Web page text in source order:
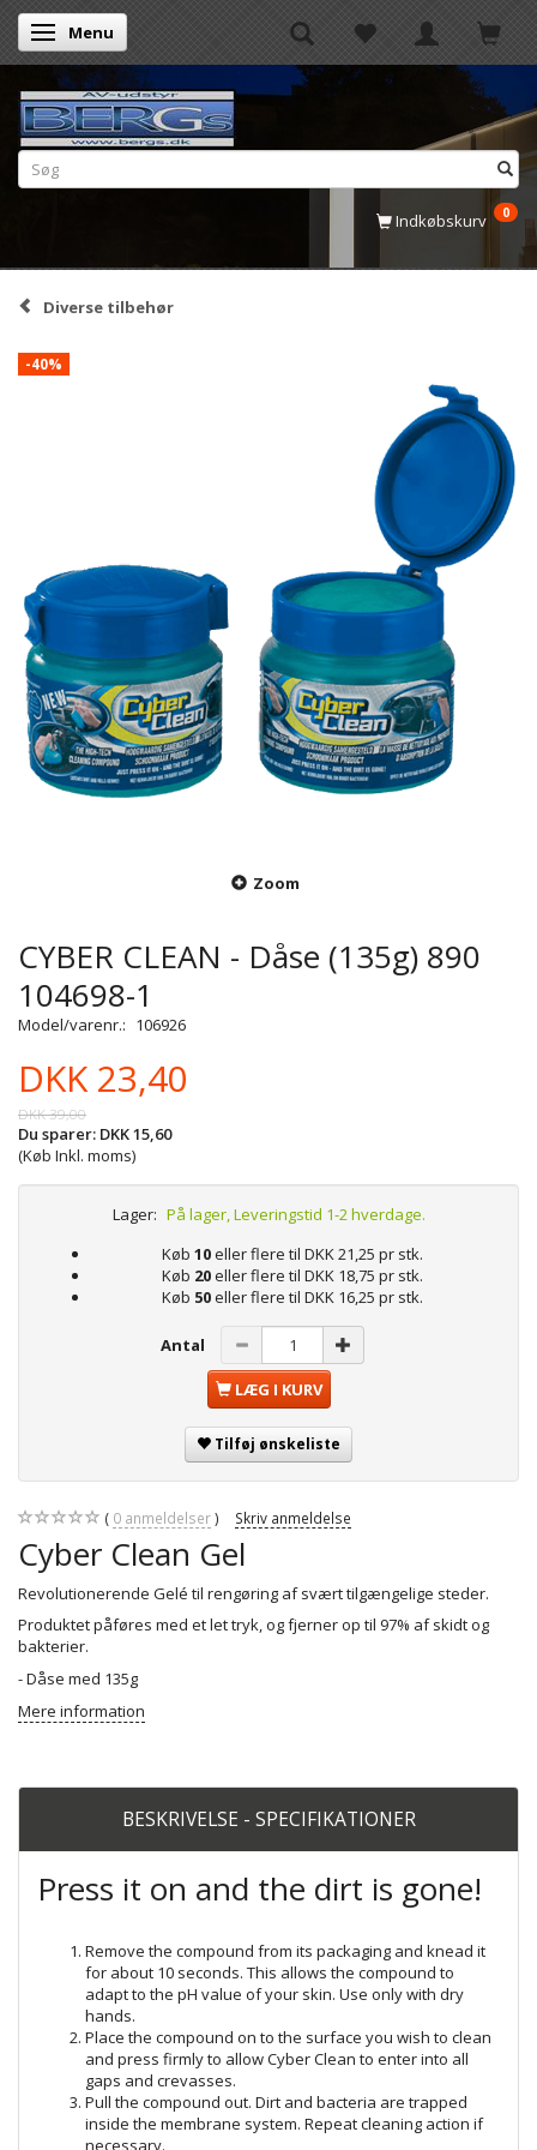
Skifte navigation
Menu
Indkøbskurv 0
Diverse tilbehør
-40%
Zoom
CYBER CLEAN - Dåse (135g) 890
104698-1
Model/varenr.: 106926
DKK 23,40
DKK 39,00
Du sparer: DKK 15,60
(Køb Inkl. moms)
Lager: På lager, Leveringstid 1-2 hverdage.
Køb 10eller flere til DKK 21,25 pr stk.
Køb 20eller flere til DKK 18,75 pr stk.
Køb 50eller flere til DKK 16,25 pr stk.
Antal
LÆG I KURV
Tilføj ønskeliste
0 anmeldelser Skriv anmeldelse
Cyber Clean Gel
Revolutionerende Gelé til rengøring af svært tilgængelige steder.
Produktet påføres med et let tryk, og fjerner op til 97% af skidt og
bakterier.
- Dåse med 135g
Mere information
BESKRIVELSE - SPECIFIKATIONER
Press it on and the dirt is gone!
Remove the compound from its packaging and knead it
for about 10 seconds. This allows the compound to
adapt to the pH value of your skin. Use only with dry
hands.
Place the compound on to the surface you wish to clean
and press firmly to allow Cyber Clean to enter into all
gaps and crevasses.
Pull the compound out. Dirt and bacteria are trapped
inside the membrane system. Repeat cleaning action if
necessary.